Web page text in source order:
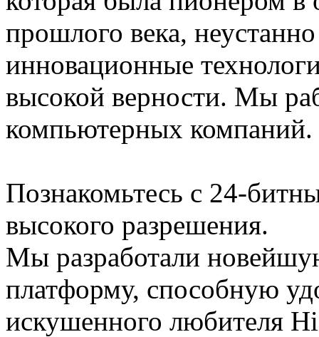
прошлого века,
инновационные
высокой верности. Мы
компьютерных
Познакомьтесь с 24-
высокого разрешения.
Мы разработали
платформу, способную
искушенного любителя